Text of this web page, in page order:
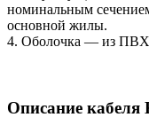
номинальным
основной жилы.
4. Оболочка — из ПВХ
Описание